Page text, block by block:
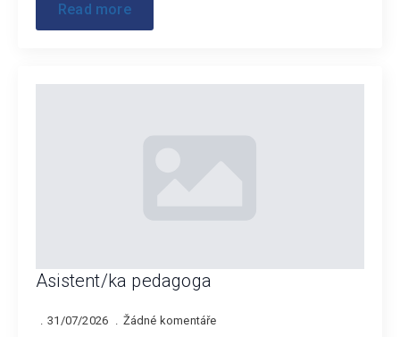
Read more
Asistent/ka pedagoga
31/07/2026 Žádné komentáře